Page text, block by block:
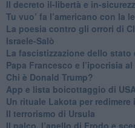
Il decreto il-libertà e in-
Tu vuo’ fa l’americano con la
La poesia contro gli orrori di
Israele-Salò
​La fascistizzazione dello stato
Papa Francesco e l’ipocrisia
​Chi è Donald Trump?
App e lista boicottaggio di
​Un rituale Lakota per redimere
Il terrorismo di Ursula
​Il palco, l’anello di Frodo e